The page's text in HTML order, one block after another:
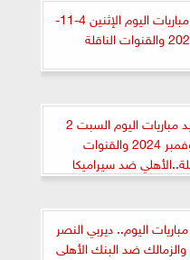
مواعيد مباريات اليوم الإثنين 4-11-
الناقلة
مواعيد مباريات اليوم السبت 2
نوفمبر 2024 والقنوات
ضد سيراميكا
اليوم.. ديربي النصر
والزمالك ضد البنك الأهلى